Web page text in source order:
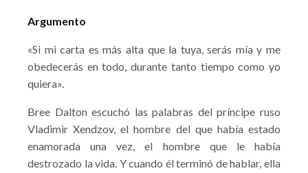
Argumento
«Si mi carta es más alta que la tuya, serás mía y me
obedecerás en todo, durante tanto tiempo como yo
quiera».
Bree Dalton escuchó las palabras del príncipe ruso
Vladimir Xendzov, el hombre del que había estado
enamorada una vez, el hombre que le había
destrozado la vida. Y cuando él terminó de hablar, ella